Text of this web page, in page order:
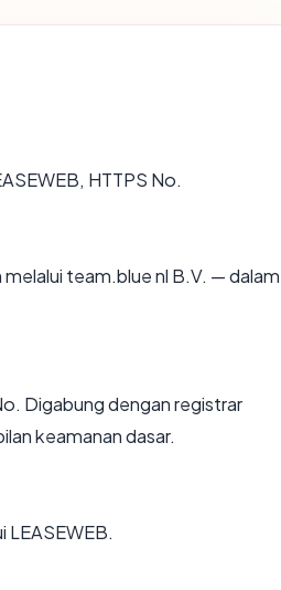
HTTPS No.
team.blue nl B.V. — dalam
Digabung dengan registrar
keamanan dasar.
LEASEWEB.